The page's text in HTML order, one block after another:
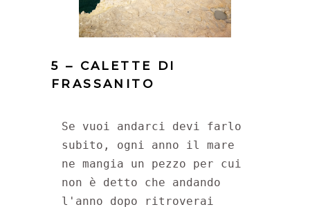
5 – CALETTE DI
FRASSANITO
Se vuoi andarci devi farlo
subito, ogni anno il mare
ne mangia un pezzo per cui
non è detto che andando
l'anno dopo ritroverai